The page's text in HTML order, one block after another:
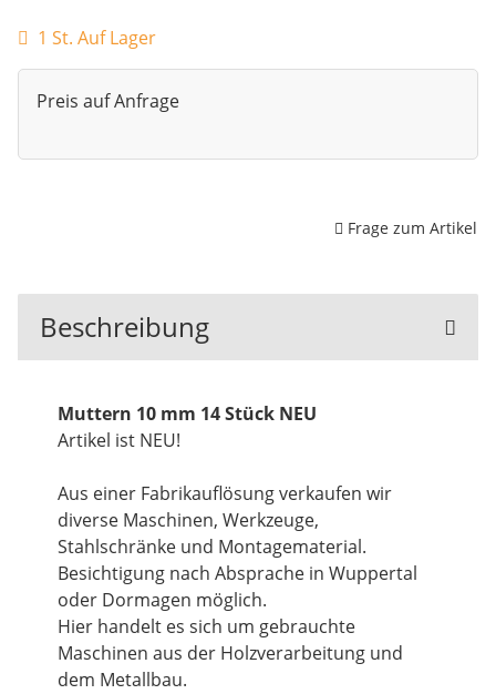
1 St. Auf Lager
Preis auf Anfrage
Frage zum Artikel
Beschreibung
Muttern 10 mm 14 Stück NEU
Artikel ist NEU!
Aus einer Fabrikauflösung verkaufen wir
diverse Maschinen, Werkzeuge,
Stahlschränke und Montagematerial.
Besichtigung nach Absprache in Wuppertal
oder Dormagen möglich.
Hier handelt es sich um gebrauchte
Maschinen aus der Holzverarbeitung und
dem Metallbau.